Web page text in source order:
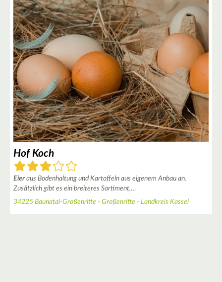
Hof Koch
Eier aus Bodenhaltung und Kartoffeln aus eigenem Anbau an.
Zusätzlich gibt es ein breiteres Sortiment,…
34225 Baunatal-Großenritte - Großenritte - Landkreis Kassel
4
4
+
−